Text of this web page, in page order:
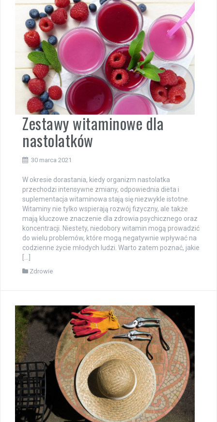
Zestawy witaminowe dla
nastolatków
30 marca 2021
W okresie dorastania, kiedy organizm nastolatka
przechodzi intensywne zmiany, odpowiednia dieta i
suplementacja witaminowa stają się niezwykle istotne.
Witaminy nie tylko wspierają rozwój fizyczny, ale także
mają kluczowe znaczenie dla zdrowia psychicznego oraz
koncentracji. Niestety, niedobory witamin mogą prowadzić
do wielu problemów, które mogą negatywnie wpływać na
codzienne życie młodych ludzi. Warto zatem poznać, jakie
Zdrowie